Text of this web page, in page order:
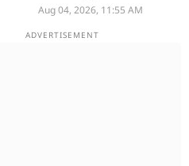
Aug 04, 2026, 11:55 AM